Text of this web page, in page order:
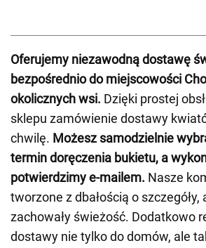
Oferujemy niezawodną dostawę
bezpośrednio do miejscowości
okolicznych wsi. Dzięki prostej
sklepu zamówienie dostawy
chwilę. Możesz samodzielnie
termin doręczenia bukietu, a
potwierdzimy e-mailem. Nasze
tworzone z dbałością o szczegóły,
zachowały świeżość. Dodatkowo
dostawy nie tylko do domów, ale